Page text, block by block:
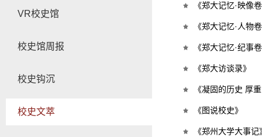
VR校史馆
校史馆周报
校史钩沉
校史文萃
《郑大记忆·映像
《郑大记忆·人物
《郑大记忆·纪事
《郑大访谈录》
《凝固的历史 厚
《图说校史》
《郑州大学大事记